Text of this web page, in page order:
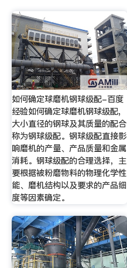
如何确定球磨机钢球级配-百度
经验如何确定球磨机钢球级配,
大小直径的钢球及其质量的配合
称为钢球级配。钢球级配直接影
响磨机的产量、产品质量和金属
消耗。钢球级配的合理选择，主
要根据被粉磨物料的物理化学性
能、磨机结构以及要求的产品细
度等因素确定。